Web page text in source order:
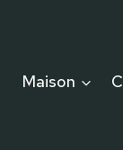
Maison